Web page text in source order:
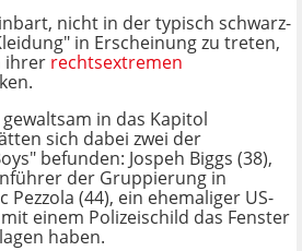
nicht in der typisch schwarz-
in Erscheinung zu treten,
ihrer rechtsextremen
in das Kapitol
sich dabei zwei der
befunden: Jospeh Biggs (38),
der Gruppierung in
Pezzola (44), ein ehemaliger US-
einem Polizeischild das Fenster
haben.